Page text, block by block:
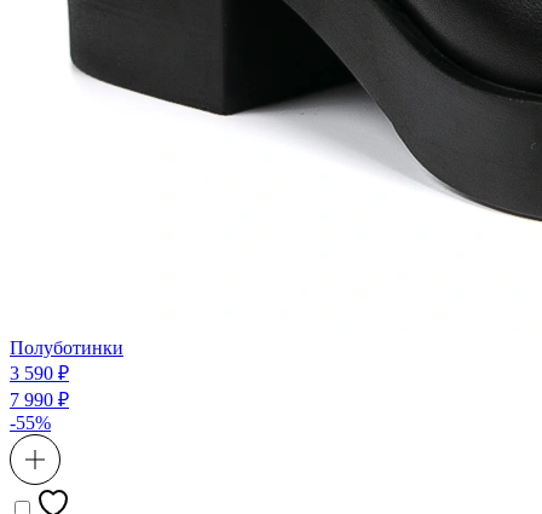
Полуботинки
3 590 ₽
7 990 ₽
-55%